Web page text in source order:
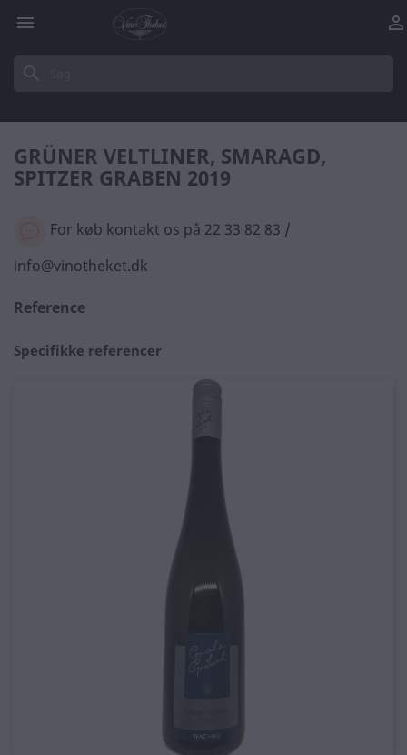
 
GRÜNER VELTLINER, SMARAGD,
SPITZER GRABEN 2019
For køb kontakt os på 22 33 82 83 /
info@vinotheket.dk
Reference
Specifikke referencer